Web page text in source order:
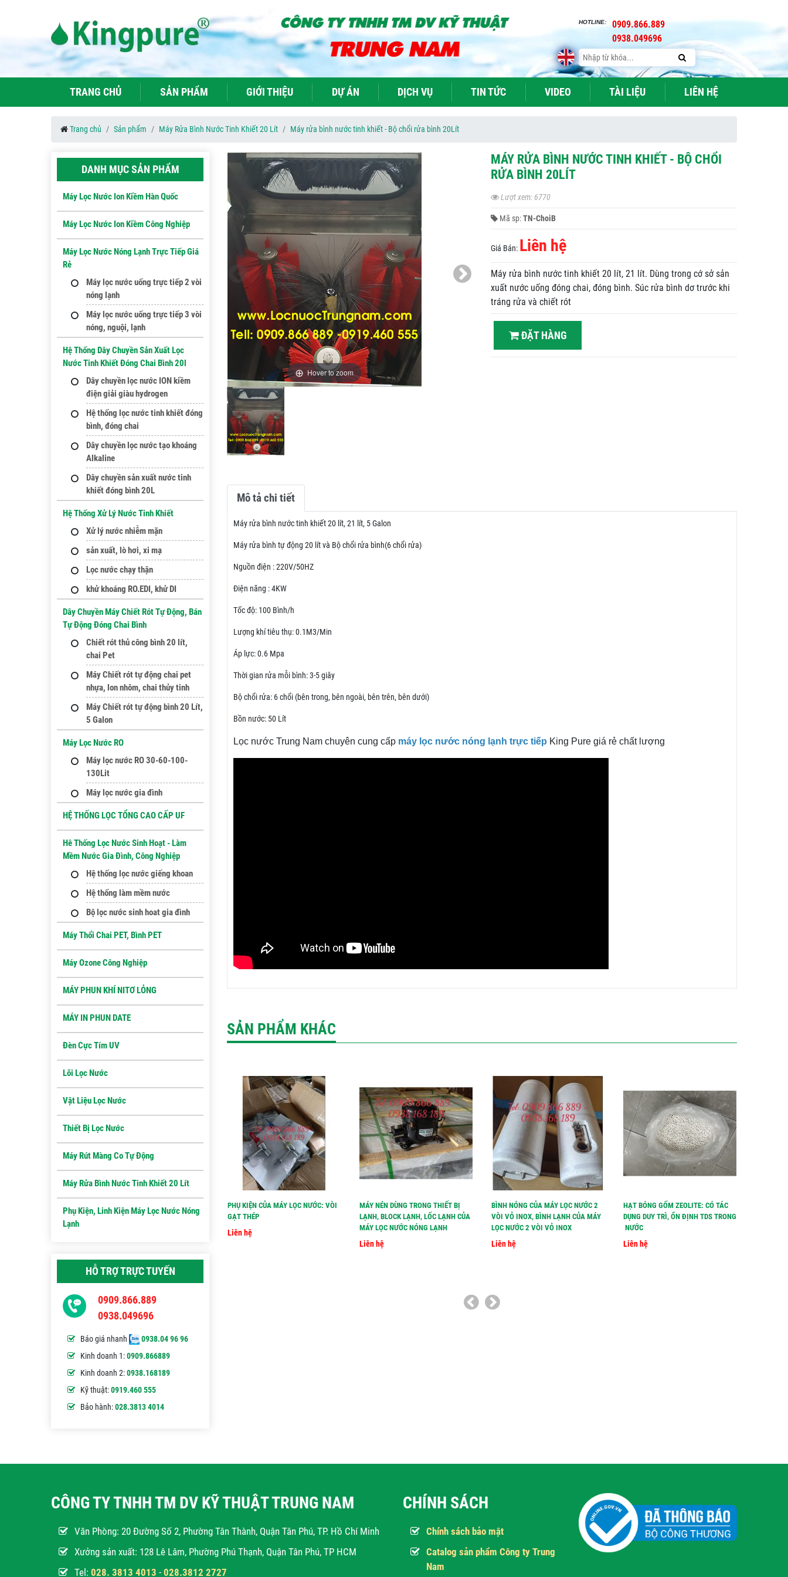
HOTLINE:
0909.866.889
0938.049696
TRANG CHỦ SẢN PHẨM GIỚI THIỆU DỰ ÁN DỊCH VỤ TIN TỨC VIDEO TÀI LIỆU LIÊN HỆ
Trang chủ Sản phẩm Máy Rửa Bình Nước Tinh Khiết 20 Lít Máy rửa bình nước tinh khiết - Bộ chổi rửa bình 20Lít
Hover to zoom
MÁY RỬA BÌNH NƯỚC TINH KHIẾT - BỘ CHỔI
RỬA BÌNH 20LÍT
Lượt xem: 6770
Mã sp:TN-ChoiB
Giá Bán: Liên hệ
Máy rửa bình nước tinh khiết 20 lít, 21 lít. Dùng trong cớ sở sản
xuất nước uống đóng chai, đóng bình. Súc rửa bình dơ trước khi
tráng rửa và chiết rót
ĐẶT HÀNG
Mô tả chi tiết
Máy rửa bình nước tinh khiết 20 lít, 21 lít, 5 Galon
Máy rửa bình tự động 20 lít và Bộ chổi rửa bình(6 chổi rửa)
Nguồn điện : 220V/50HZ
Điện năng : 4KW
Tốc độ: 100 Bình/h
Lượng khí tiêu thụ: 0.1M3/Min
Áp lực: 0.6 Mpa
Thời gian rửa mỗi bình: 3-5 giây
Bộ chổi rửa: 6 chổi (bên trong, bên ngoài, bên trên, bên dưới)
Bồn nước: 50 Lít
Lọc nước Trung Nam chuyên cung cấp máy lọc nước nóng lạnh trực tiếp King Pure giá rẻ chất lượng
SẢN PHẨM KHÁC
PHỤ KIỆN CỦA MÁY LỌC NƯỚC: VÒI
GẠT THÉP
Liên hệ
MÁY NÉN DÙNG TRONG THIẾT BỊ
LẠNH, BLOCK LẠNH, LỐC LẠNH CỦA
MÁY LỌC NƯỚC NÓNG LẠNH
Liên hệ
BÌNH NÓNG CỦA MÁY LỌC NƯỚC 2
VÒI VỎ INOX, BÌNH LẠNH CỦA MÁY
LỌC NƯỚC 2 VÒI VỎ INOX
Liên hệ
HẠT BÓNG GỐM ZEOLITE: CÓ TÁC
DỤNG DUY TRÌ, ỔN ĐỊNH TDS TRONG
NƯỚC
Liên hệ
DANH MỤC SẢN PHẨM
Máy Lọc Nước Ion Kiềm Hàn Quốc
Máy Lọc Nước Ion Kiềm Công Nghiệp
Máy Lọc Nước Nóng Lạnh Trực Tiếp Giá
Rẻ
Máy lọc nước uống trực tiếp 2 vòi
nóng lạnh
Máy lọc nước uống trực tiếp 3 vòi
nóng, nguội, lạnh
Hệ Thống Dây Chuyền Sản Xuất Lọc
Nước Tinh Khiết Đóng Chai Bình 20l
Dây chuyền lọc nước ION kiềm
điện giải giàu hydrogen
Hệ thống lọc nước tinh khiết đóng
bình, đóng chai
Dây chuyền lọc nước tạo khoáng
Alkaline
Dây chuyền sản xuất nước tinh
khiết đóng bình 20L
Hệ Thống Xử Lý Nước Tinh Khiết
Xử lý nước nhiễm mặn
sản xuất, lò hơi, xi mạ
Lọc nước chạy thận
khử khoáng RO.EDI, khử DI
Dây Chuyền Máy Chiết Rót Tự Động, Bán
Tự Động Đóng Chai Bình
Chiết rót thủ công bình 20 lít,
chai Pet
Máy Chiết rót tự động chai pet
nhựa, lon nhôm, chai thủy tinh
Máy Chiết rót tự động bình 20 Lít,
5 Galon
Máy Lọc Nước RO
Máy lọc nước RO 30-60-100-
130Lit
Máy lọc nước gia đình
HỆ THỐNG LỌC TỔNG CAO CẤP UF
Hê Thống Lọc Nước Sinh Hoạt - Làm
Mềm Nước Gia Đình, Công Nghiệp
Hệ thống lọc nước giếng khoan
Hệ thống làm mềm nước
Bộ lọc nước sinh hoat gia đình
Máy Thổi Chai PET, Bình PET
Máy Ozone Công Nghiệp
MÁY PHUN KHÍ NITƠ LỎNG
MÁY IN PHUN DATE
Đèn Cực Tím UV
Lõi Lọc Nước
Vật Liệu Lọc Nước
Thiết Bị Lọc Nước
Máy Rút Màng Co Tự Động
Máy Rửa Bình Nước Tinh Khiết 20 Lít
Phụ Kiện, Linh Kiện Máy Lọc Nước Nóng
Lạnh
HỖ TRỢ TRỰC TUYẾN
0909.866.889
0938.049696
Báo giá nhanh
0938.04 96 96
Kinh doanh 1:0909.866889
Kinh doanh 2:0938.168189
Kỹ thuật:0919.460 555
Bảo hành:028.3813 4014
CÔNG TY TNHH TM DV KỸ THUẬT TRUNG NAM
Văn Phòng: 20 Đường Số 2, Phường Tân Thành, Quận Tân Phú, TP. Hồ Chí Minh
Xưởng sản xuất: 128 Lê Lâm, Phường Phú Thạnh, Quận Tân Phú, TP HCM
Tel: 028. 3813 4013 - 028.3812 2727
CHÍNH SÁCH
Chính sách bảo mật
Catalog sản phẩm Công ty Trung
Nam